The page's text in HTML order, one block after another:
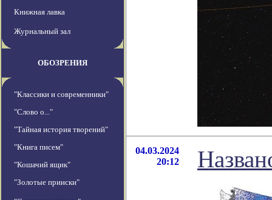
Книжная лавка
Журнальный зал
ОБОЗРЕНИЯ
"Классики и современники"
"Слово о..."
"Тайная история творений"
"Книга писем"
"Кошачий ящик"
"Золотые прииски"
04.03.2024
20:12